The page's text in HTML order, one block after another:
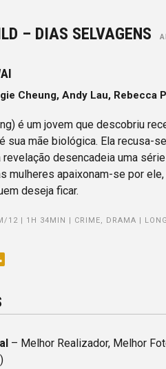
– DIAS SELVAGENS
Cheung, Andy Lau, Rebecca
é um jovem que descobriu
sua mãe biológica. Ela recusa-
revelação desencadeia uma
mulheres apaixonam-se por
deseja ficar.
12 | 1H 34MIN | CRIME, DRAMA |
– Melhor Realizador, Melhor